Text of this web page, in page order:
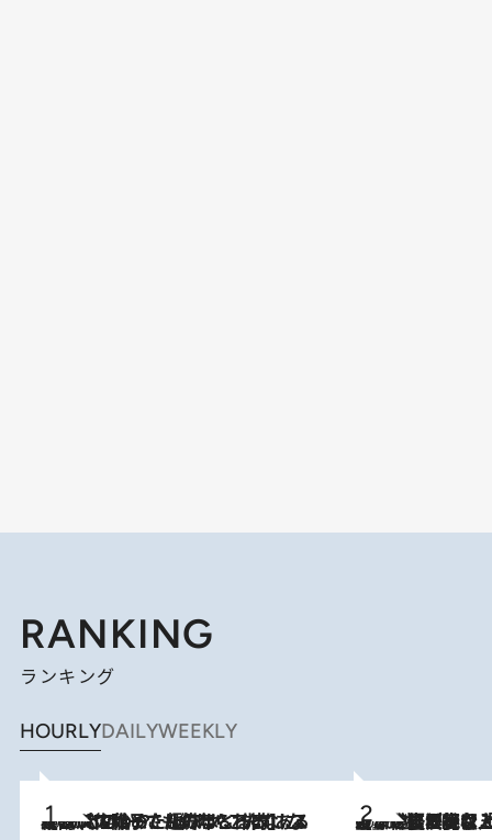
RANKING
ランキング
HOURLYDAILYWEEKLY
2026.8.5
【阿川佐和子さんの年とる力】なぜ70代で始めた趣味は“こんなに楽しい”のか？ ピアノ、俳句…スランプに陥っても続けられる“ある秘訣”とは 2026.8.5
【なぜ吉沢亮は「気配を消せる」のか？】興行収入208億の『国宝』を経て挑むミュージカル『ディア・エヴァン・ハンセン』。トップ俳優が舞台上でさらけ出した“孤独”とは